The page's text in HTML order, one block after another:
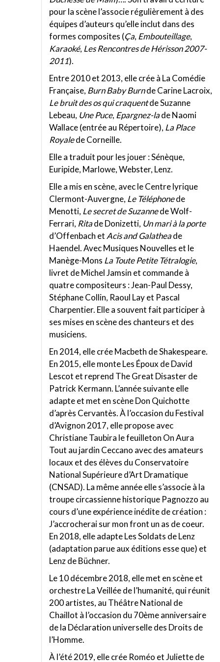
pour la scène l’associe régulièrement à des
équipes d’auteurs qu’elle inclut dans des
formes composites (Ça, Embouteillage,
Karaoké, Les Rencontres de Hérisson 2007-
2011).
Entre 2010 et 2013, elle crée à La Comédie
Française, Burn Baby Burnde Carine Lacroix,
Le bruit des os qui craquentde Suzanne
Lebeau, Une Puce, Epargnez-lade Naomi
Wallace (entrée au Répertoire), La Place
Royalede Corneille.
Elle a traduit pour les jouer : Sénèque,
Euripide, Marlowe, Webster, Lenz.
Elle a mis en scène, avec le Centre lyrique
Clermont-Auvergne, Le Téléphonede
Menotti, Le secret de Suzannede Wolf-
Ferrari, Ritade Donizetti, Un mari à la porte
d’Offenbach et Acis and Galatheade
Haendel. Avec Musiques Nouvelles et le
Manège-Mons La Toute Petite Tétralogie,
livret de Michel Jamsin et commande à
quatre compositeurs : Jean-Paul Dessy,
Stéphane Collin, Raoul Lay et Pascal
Charpentier. Elle a souvent fait participer à
ses mises en scène des chanteurs et des
musiciens.
En 2014, elle crée Macbeth de Shakespeare.
En 2015, elle monte Les Époux de David
Lescot et reprend The Great Disaster de
Patrick Kermann. L’année suivante elle
adapte et met en scène Don Quichotte
d’après Cervantès. À l’occasion du Festival
d’Avignon 2017, elle propose avec
Christiane Taubira le feuilleton On Aura
Tout au jardin Ceccano avec des amateurs
locaux et des élèves du Conservatoire
National Supérieure d’Art Dramatique
(CNSAD). La même année elle s’associe à la
troupe circassienne historique Pagnozzo au
cours d’une expérience inédite de création :
J’accrocherai sur mon front un as de coeur.
En 2018, elle adapte Les Soldats de Lenz
(adaptation parue aux éditions esse que) et
Lenz de Büchner.
Le 10 décembre 2018, elle met en scène et
orchestre La Veillée de l’humanité, qui réunit
200 artistes, au Théâtre National de
Chaillot à l’occasion du 70ème anniversaire
de la Déclaration universelle des Droits de
l’Homme.
À l’été 2019, elle crée Roméo et Juliette de